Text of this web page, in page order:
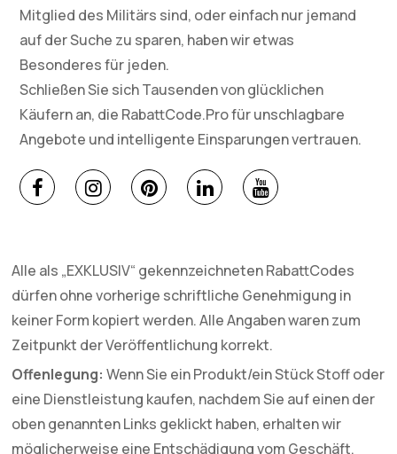
Mitglied des Militärs sind, oder einfach nur jemand
auf der Suche zu sparen, haben wir etwas
Besonderes für jeden.
Schließen Sie sich Tausenden von glücklichen
Käufern an, die RabattCode.Pro für unschlagbare
Angebote und intelligente Einsparungen vertrauen.
Alle als „EXKLUSIV“ gekennzeichneten RabattCodes
dürfen ohne vorherige schriftliche Genehmigung in
keiner Form kopiert werden. Alle Angaben waren zum
Zeitpunkt der Veröffentlichung korrekt.
Offenlegung: Wenn Sie ein Produkt/ein Stück Stoff oder
eine Dienstleistung kaufen, nachdem Sie auf einen der
oben genannten Links geklickt haben, erhalten wir
möglicherweise eine Entschädigung vom Geschäft.